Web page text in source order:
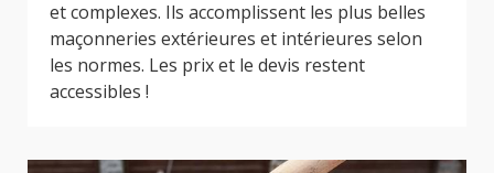
et complexes. Ils accomplissent les plus belles
maçonneries extérieures et intérieures selon
les normes. Les prix et le devis restent
accessibles !